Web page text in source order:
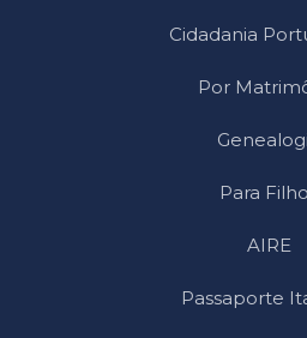
Cidadania
Por
Para
AIRE
Passaporte